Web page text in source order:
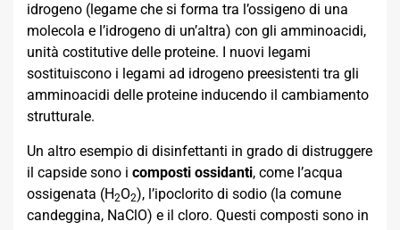
idrogeno (legame che si forma tra l’ossigeno di una
molecola e l’idrogeno di un’altra) con gli amminoacidi,
unità costitutive delle proteine. I nuovi legami
sostituiscono i legami ad idrogeno preesistenti tra gli
amminoacidi delle proteine inducendo il cambiamento
strutturale.
Un altro esempio di disinfettanti in grado di distruggere
il capside sono i composti ossidanti, come l’acqua
ossigenata (H2O2), l’ipoclorito di sodio (la comune
candeggina, NaClO) e il cloro. Questi composti sono in